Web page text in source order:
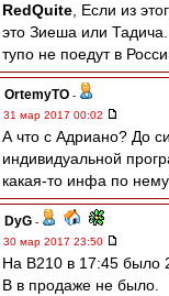
RedQuite , Если из
это Зиеша или
тупо не поедут в
OrtemyTO -
31 мар 2017 00:02
А что с Адриано? До
индивидуальной
какая-то инфа по
DyG -
30 мар 2017 23:50
На В210 в 17:45 было
В в продаже не было.